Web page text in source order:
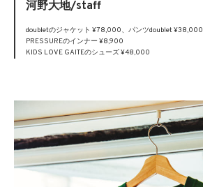
河野大地/staff
doubletのジャケット ¥78,000、パンツdoublet ¥38,000
PRESSUREのインナー ¥8,900
KIDS LOVE GAITEのシューズ ¥48,000